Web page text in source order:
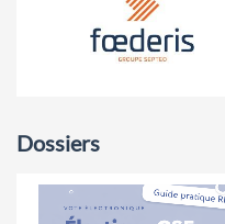
Dossiers